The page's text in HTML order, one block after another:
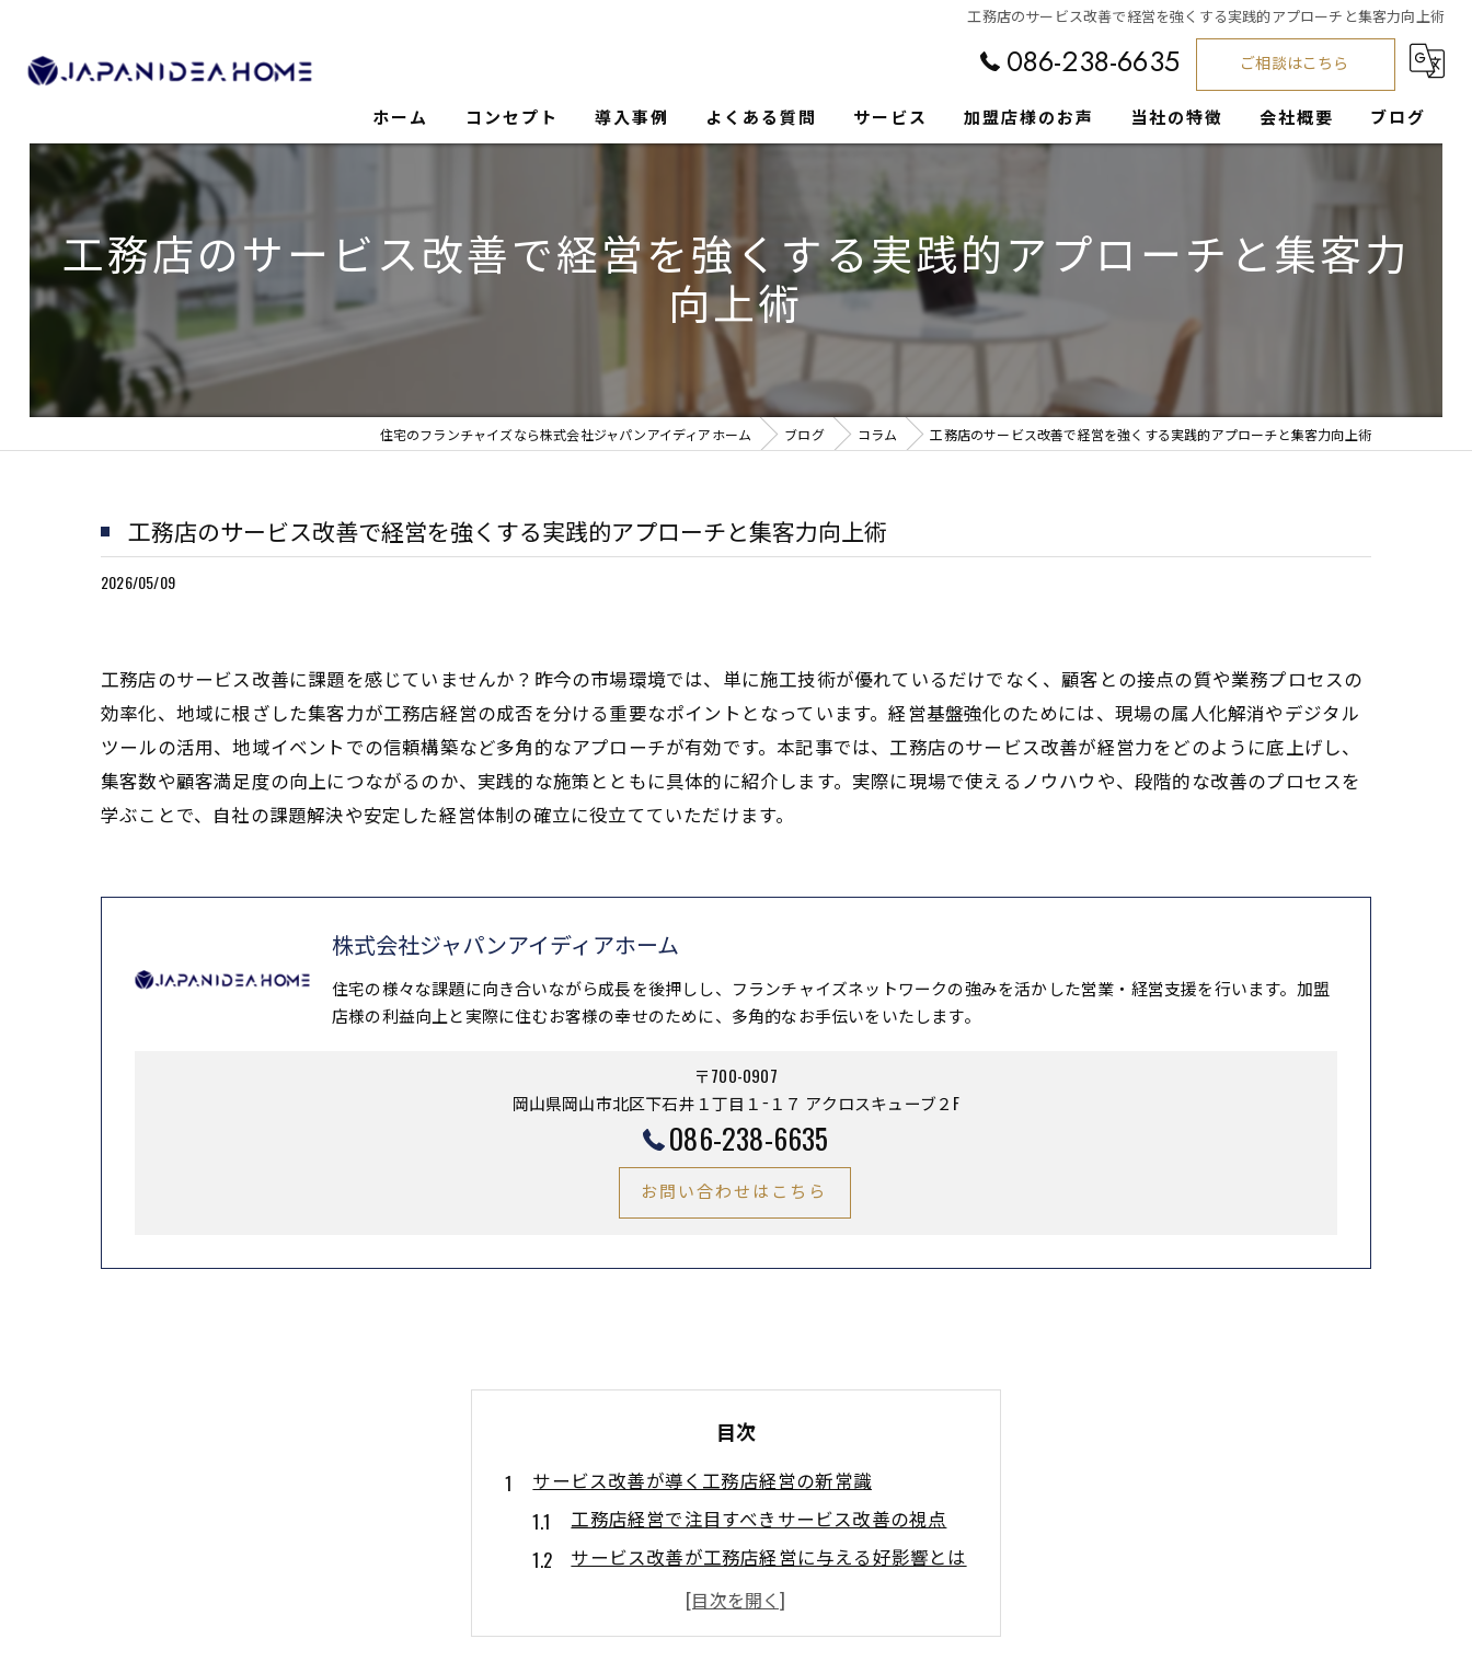
工務店のサービス改善で経営を強くする実践的アプローチと集客力向上術
086-238-6635 ご相談はこちら
ホーム コンセプト 導入事例 よくある質問 サービス 加盟店様のお声 当社の特徴
集客支援
注文住宅
営業
会社概要 ブログ
工務店のサービス改善で経営を強くする実践的アプローチと集客力
向上術
住宅のフランチャイズなら株式会社ジャパンアイディアホーム ブログ コラム 工務店のサービス改善で経営を強くする実践的アプローチと集客力向上術
工務店のサービス改善で経営を強くする実践的アプローチと集客力向上術
2026/05/09
工務店のサービス改善に課題を感じていませんか？昨今の市場環境では、単に施工技術が優れているだけでなく、顧客との接点の質や業務プロセスの
効率化、地域に根ざした集客力が工務店経営の成否を分ける重要なポイントとなっています。経営基盤強化のためには、現場の属人化解消やデジタル
ツールの活用、地域イベントでの信頼構築など多角的なアプローチが有効です。本記事では、工務店のサービス改善が経営力をどのように底上げし、
集客数や顧客満足度の向上につながるのか、実践的な施策とともに具体的に紹介します。実際に現場で使えるノウハウや、段階的な改善のプロセスを
学ぶことで、自社の課題解決や安定した経営体制の確立に役立てていただけます。
株式会社ジャパンアイディアホーム
住宅の様々な課題に向き合いながら成長を後押しし、フランチャイズネットワークの強みを活かした営業・経営支援を行います。加盟
店様の利益向上と実際に住むお客様の幸せのために、多角的なお手伝いをいたします。
〒700-0907
岡山県岡山市北区下石井１丁目１−１７ アクロスキューブ２F
086-238-6635
お問い合わせはこちら
目次
サービス改善が導く工務店経営の新常識
工務店経営で注目すべきサービス改善の視点
サービス改善が工務店経営に与える好影響とは
工務店経営の新常識となる改善策の考え方
現場視点から見た工務店経営とサービス改善